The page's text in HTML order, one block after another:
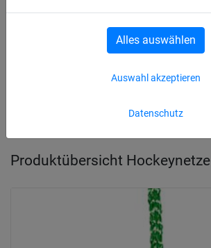
Datenschutz
Auswahl akzeptieren
Alles auswählen
Floorball/Unihockey
Hockeynetze
Produktübersicht Hockeynetze